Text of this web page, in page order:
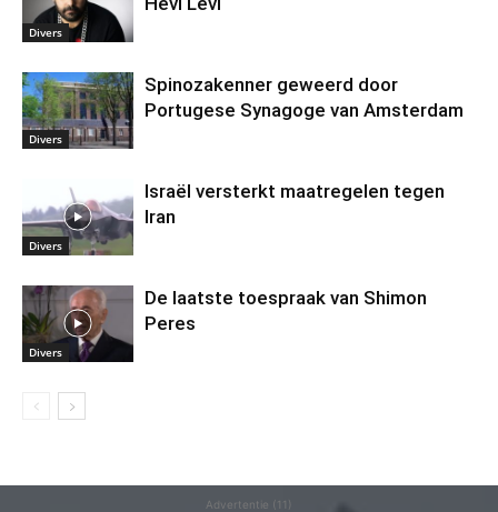
Divers
Divers
Spinozakenner geweerd door
Portugese Synagoge van Amsterdam
Divers
Israël versterkt maatregelen tegen
Iran
Divers
De laatste toespraak van Shimon
Peres
Advertentie (11)